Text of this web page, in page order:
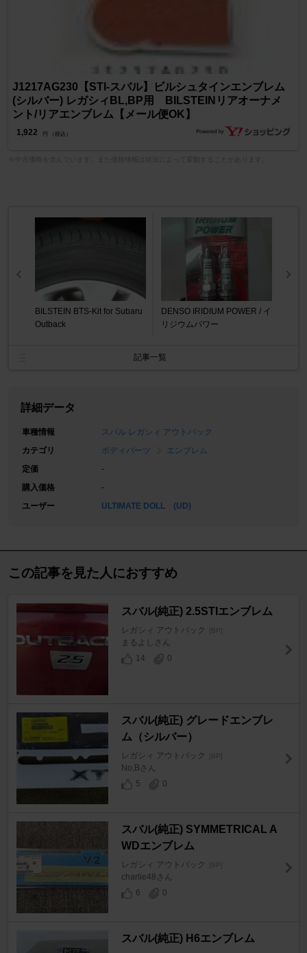
J1217AG230【STI-スバル】ビルシュタインエンブレム
(シルバー) レガシィBL,BP用 BILSTEINリアオーナメ
ント/リアエンブレム【メール便OK】
1,922 円 （税込）
BILSTEIN BTS-Kit for Subaru
Outback
DENSO IRIDIUM POWER / イ
リジウムパワー
記事一覧
詳細データ
車種情報
スバル レガシィ アウトバック
カテゴリ
ボディパーツ
エンブレム
定価
-
購入価格
-
ユーザー
ULTIMATE DOLL (UD)
この記事を見た人におすすめ
スバル(純正) 2.5STIエンブレム
レガシィ アウトバック [BP]
まるよしさん
14
0
スバル(純正) グレードエンブレ
ム（シルバー）
レガシィ アウトバック [BP]
No,Bさん
5
0
スバル(純正) SYMMETRICAL A
WDエンブレム
レガシィ アウトバック [BP]
charlie48さん
6
0
スバル(純正) H6エンブレム